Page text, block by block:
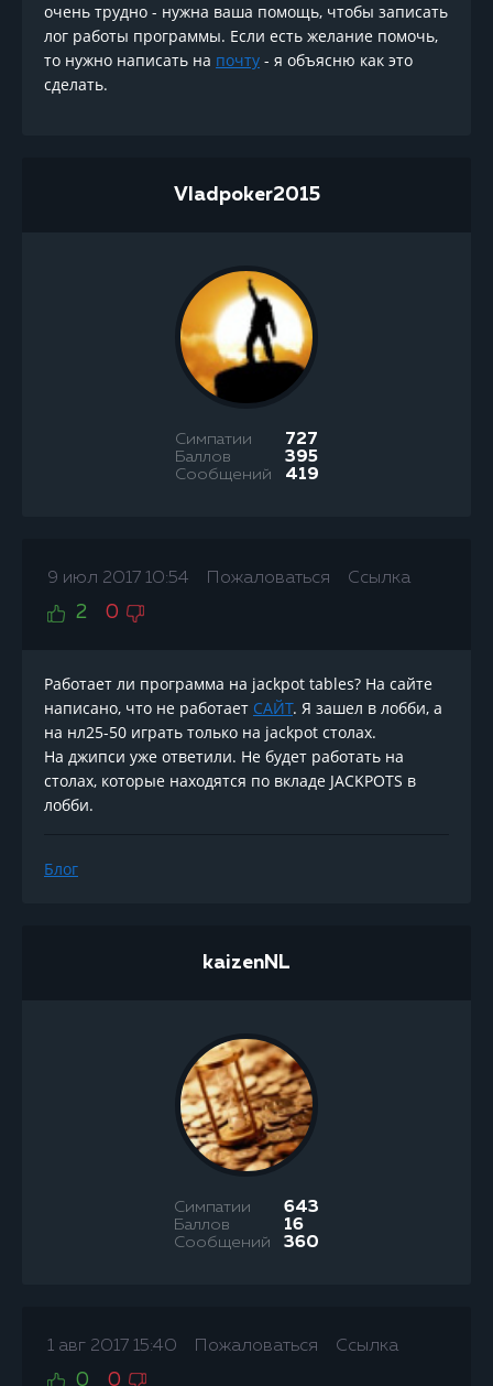
очень трудно - нужна ваша помощь, чтобы записать
лог работы программы. Если есть желание помочь,
то нужно написать на почту - я объясню как это
сделать.
Vladpoker2015
Симпатии 727
Баллов 395
Сообщений 419
9 июл 2017 10:54 Пожаловаться Ссылка
2 0
Работает ли программа на jackpot tables? На сайте
написано, что не работает САЙТ. Я зашел в лобби, а
на нл25-50 играть только на jackpot столах.
На джипси уже ответили. Не будет работать на
столах, которые находятся по вкладе JACKPOTS в
лобби.
Блог
kaizenNL
Симпатии 643
Баллов 16
Сообщений 360
1 авг 2017 15:40 Пожаловаться Ссылка
0 0